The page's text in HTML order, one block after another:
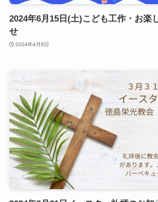
2024年6月15日(土)こども工作・お楽
せ
2024年4月8日